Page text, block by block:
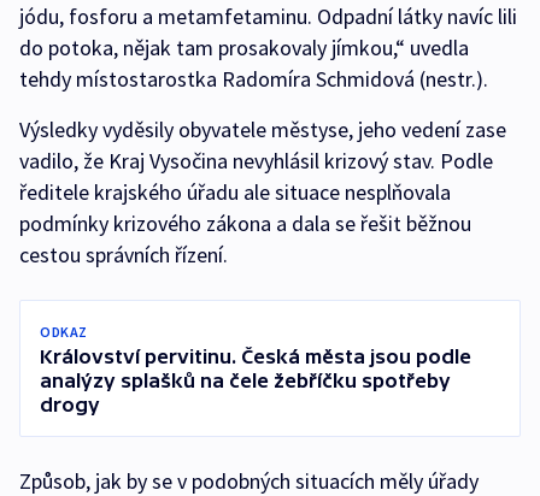
jódu, fosforu a metamfetaminu. Odpadní látky navíc lili
do potoka, nějak tam prosakovaly jímkou,“ uvedla
tehdy místostarostka Radomíra Schmidová (nestr.).
Výsledky vyděsily obyvatele městyse, jeho vedení zase
vadilo, že Kraj Vysočina nevyhlásil krizový stav. Podle
ředitele krajského úřadu ale situace nesplňovala
podmínky krizového zákona a dala se řešit běžnou
cestou správních řízení.
ODKAZ
Království pervitinu. Česká města jsou podle
analýzy splašků na čele žebříčku spotřeby
drogy
Způsob, jak by se v podobných situacích měly úřady